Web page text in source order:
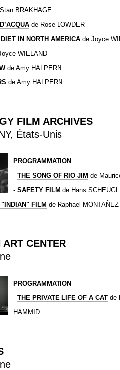
BRAKHAGE
de Rose LOWDER
IN NORTH AMERICA de Joyce
WIELAND
de Amy HALPERN
de Amy HALPERN
FILM ARCHIVES
États-Unis
PROGRAMMATION
- THE SONG OF RIO JIM de
- SAFETY FILM de Hans SCHEUGL
"INDIAN" FILM de Raphael
ART CENTER
PROGRAMMATION
- THE PRIVATE LIFE OF A CAT de
HAMMID